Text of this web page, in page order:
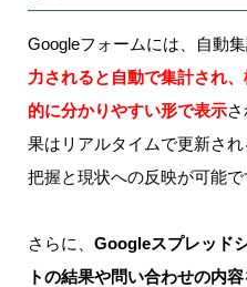
Googleフォームには、自動
力されると自動で集計され
的に分かりやすい形で表示
果はリアルタイムで更新さ
把握と現状への反映が可能で
さらに、 Googleスプレッド
トの結果や問い合わせの内